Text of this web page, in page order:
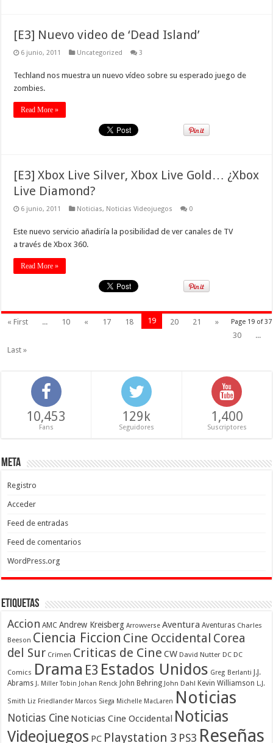
[E3] Nuevo video de ‘Dead Island’
6 junio, 2011 Uncategorized 3
Techland nos muestra un nuevo vídeo sobre su esperado juego de
zombies.
Read More »
[E3] Xbox Live Silver, Xbox Live Gold… ¿Xbox
Live Diamond?
6 junio, 2011 Noticias, Noticias Videojuegos 0
Este nuevo servicio añadiría la posibilidad de ver canales de TV
a través de Xbox 360.
Read More »
Page 19 of 37
« First ... 10 « 17 18 19 20 21
»
30
...
Last »
10,453
Fans
129k
Seguidores
1,400
Suscriptores
Meta
Registro
Acceder
Feed de entradas
Feed de comentarios
WordPress.org
Etiquetas
Accion AMC Andrew Kreisberg Arrowverse Aventura Aventuras Charles
Beeson Ciencia Ficcion Cine Occidental Corea
del Sur Crimen Criticas de Cine CW David Nutter DC DC
Comics Drama E3 Estados Unidos Greg Berlanti J.J.
Abrams J. Miller Tobin Johan Renck John Behring John Dahl Kevin Williamson L.J.
Smith Liz Friedlander Marcos Siega Michelle MacLaren Noticias
Noticias Cine Noticias Cine Occidental Noticias
Videojuegos PC Playstation 3 PS3 Reseñas